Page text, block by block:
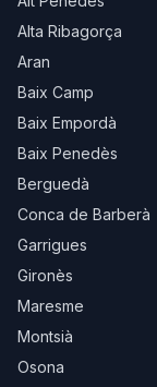
Alta Ribagorça
Aran
Baix Camp
Baix Empordà
Baix Penedès
Berguedà
Conca de Barberà
Garrigues
Gironès
Maresme
Montsià
Osona